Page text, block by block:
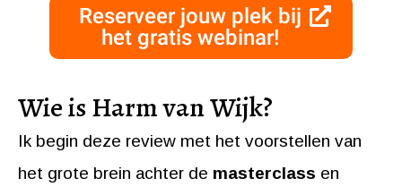
Reserveer jouw plek bij
het gratis webinar!
Wie is Harm van Wijk?
Ik begin deze review met het voorstellen van
het grote brein achter de masterclass en